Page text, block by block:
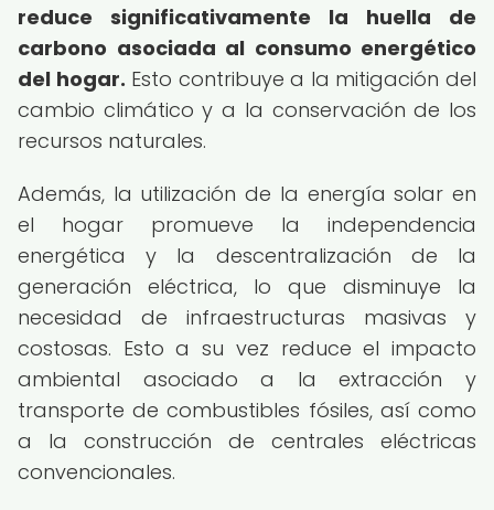
reduce significativamente la huella de
carbono asociada al consumo energético
del hogar. Esto contribuye a la mitigación del
cambio climático y a la conservación de los
recursos naturales.
Además, la utilización de la energía solar en
el hogar promueve la independencia
energética y la descentralización de la
generación eléctrica, lo que disminuye la
necesidad de infraestructuras masivas y
costosas. Esto a su vez reduce el impacto
ambiental asociado a la extracción y
transporte de combustibles fósiles, así como
a la construcción de centrales eléctricas
convencionales.